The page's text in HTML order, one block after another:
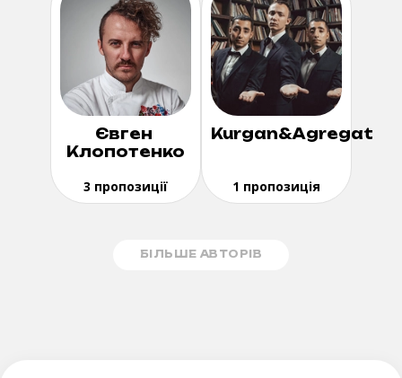
Євген
Клопотенко
3 пропозиції
Kurgan&Agregat
1 пропозиція
БІЛЬШЕ АВТОРІВ